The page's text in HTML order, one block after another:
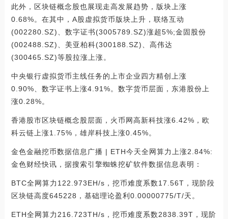
此外，区块链概念股也展现走高发展趋势，版块上涨
0.68%。在其中，A股虚拟货币版块上升，联络互动
(002280.SZ)、数字证书(3005789.SZ)涨超5%;金固股份
(002488.SZ)、美亚柏科(300188.SZ)、高伟达
(300465.SZ)等股拉涨上涨。
中央银行虚拟货币主线任务的上市企业四方精创上涨
0.90%、数字证书上涨4.91%。数字货币层面，东港股份上
涨0.28%。
香港股市区块链概念股层面，火币网高新科技涨6.42%，欧
科云链上涨1.75%，雄岸科技上涨0.45%。
金色金融挖币数据信息广播 | ETH今天全网算力上涨2.84%:
金色财经快讯，据搜索引擎蜘蛛挖矿软件数据信息表明：
BTC全网算力122.973EH/s，挖币难度系数17.56T，现阶段
区块链高度645228，基础理论盈利0.00000775/T/天。
ETH全网算力216.723TH/s，挖币难度系数2838.39T，现阶